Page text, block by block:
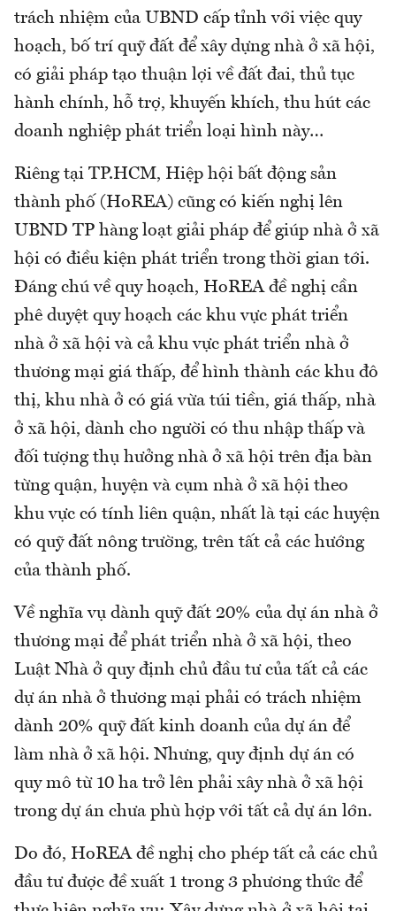
trách nhiệm của UBND cấp tỉnh với việc quy
hoạch, bố trí quỹ đất để xây dựng nhà ở xã hội,
có giải pháp tạo thuận lợi về đất đai, thủ tục
hành chính, hỗ trợ, khuyến khích, thu hút các
doanh nghiệp phát triển loại hình này…
Riêng tại TP.HCM, Hiệp hội bất động sản
thành phố (HoREA) cũng có kiến nghị lên
UBND TP hàng loạt giải pháp để giúp nhà ở xã
hội có điều kiện phát triển trong thời gian tới.
Đáng chú về quy hoạch, HoREA đề nghị cần
phê duyệt quy hoạch các khu vực phát triển
nhà ở xã hội và cả khu vực phát triển nhà ở
thương mại giá thấp, để hình thành các khu đô
thị, khu nhà ở có giá vừa túi tiền, giá thấp, nhà
ở xã hội, dành cho người có thu nhập thấp và
đối tượng thụ hưởng nhà ở xã hội trên địa bàn
từng quận, huyện và cụm nhà ở xã hội theo
khu vực có tính liên quận, nhất là tại các huyện
có quỹ đất nông trường, trên tất cả các hướng
của thành phố.
Về nghĩa vụ dành quỹ đất 20% của dự án nhà ở
thương mại để phát triển nhà ở xã hội, theo
Luật Nhà ở quy định chủ đầu tư của tất cả các
dự án nhà ở thương mại phải có trách nhiệm
dành 20% quỹ đất kinh doanh của dự án để
làm nhà ở xã hội. Nhưng, quy định dự án có
quy mô từ 10 ha trở lên phải xây nhà ở xã hội
trong dự án chưa phù hợp với tất cả dự án lớn.
Do đó, HoREA đề nghị cho phép tất cả các chủ
đầu tư được đề xuất 1 trong 3 phương thức để